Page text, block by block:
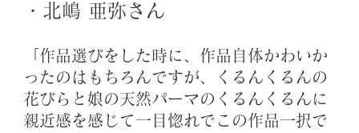
・北嶋 亜弥さん
「作品選びをした時に、作品自体かわいか
ったのはもちろんですが、くるんくるんの
花びらと娘の天然パーマのくるんくるんに
親近感を感じて一目惚れでこの作品一択で